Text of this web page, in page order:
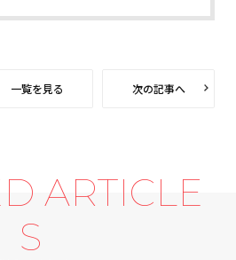
一覧を見る 次の記事へ
ARTICLE
S